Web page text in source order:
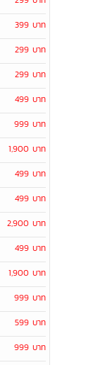
399 บาท
299 บาท
299 บาท
499 บาท
999 บาท
1,900 บาท
499 บาท
499 บาท
2,900 บาท
499 บาท
1,900 บาท
999 บาท
599 บาท
999 บาท